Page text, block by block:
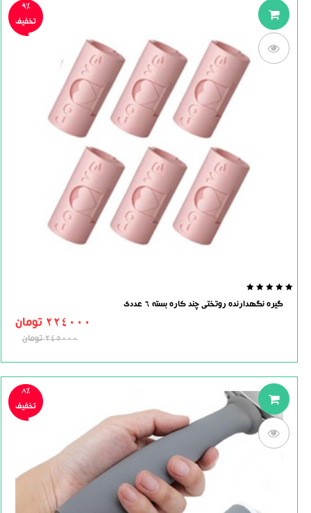
out
9%
تخفیف
گیره نگهدارنده روتختی چند کاره بسته 6 عددی
224000 تومان
245000تومان
8%
تخفیف